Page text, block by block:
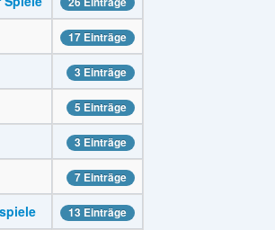
17 Einträge
3 Einträge
5 Einträge
3 Einträge
7 Einträge
13 Einträge